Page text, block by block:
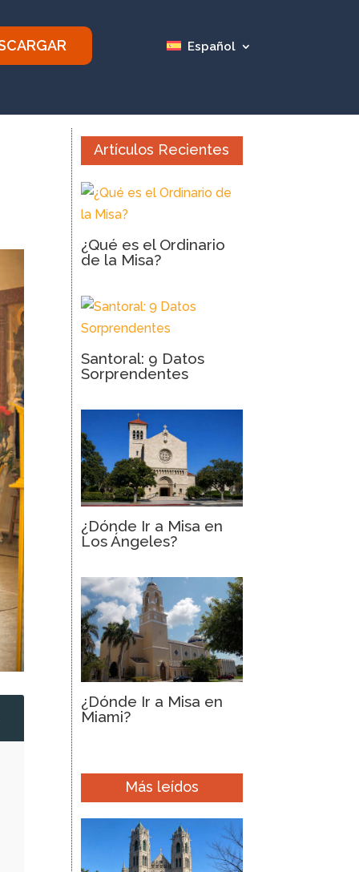
Español
Artículos Recientes
¿Qué es el Ordinario
de la Misa?
Santoral: 9 Datos
Sorprendentes
¿Dónde Ir a Misa en
Los Ángeles?
¿Dónde Ir a Misa en
Miami?
Más leídos